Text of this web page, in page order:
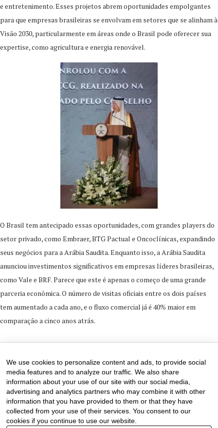
e entretenimento. Esses projetos abrem oportunidades empolgantes
para que empresas brasileiras se envolvam em setores que se alinham à
Visão 2030, particularmente em áreas onde o Brasil pode oferecer sua
expertise, como agricultura e energia renovável.
O Brasil tem antecipado essas oportunidades, com grandes players do
setor privado, como Embraer, BTG Pactual e Oncoclínicas, expandindo
seus negócios para a Arábia Saudita. Enquanto isso, a Arábia Saudita
anunciou investimentos significativos em empresas líderes brasileiras,
como Vale e BRF. Parece que este é apenas o começo de uma grande
parceria econômica. O número de visitas oficiais entre os dois países
tem aumentado a cada ano, e o fluxo comercial já é 40% maior em
comparação a cinco anos atrás.
We use cookies to personalize content and ads, to provide social
media features and to analyze our traffic. We also share
information about your use of our site with our social media,
advertising and analytics partners who may combine it with other
information that you have provided to them or that they have
collected from your use of their services. You consent to our
cookies if you continue to use our website.